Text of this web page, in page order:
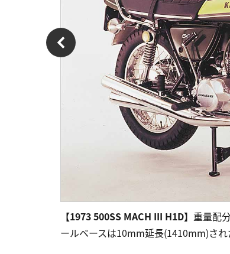
【1973500SS MACH III H1D】 重量配
ールベースは10mm延長(1410mm)され